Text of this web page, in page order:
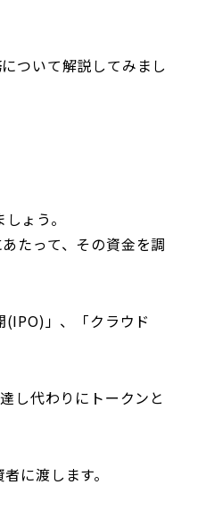
ついて解説してみまし
ょう。
たって、その資金を調
(IPO)」、「クラウド
し代わりにトークンと
に渡します。